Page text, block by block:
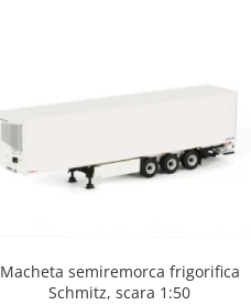
Macheta semiremorca frigorifica
Schmitz, scara 1:50